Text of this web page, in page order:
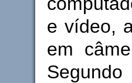
e vídeo,
em